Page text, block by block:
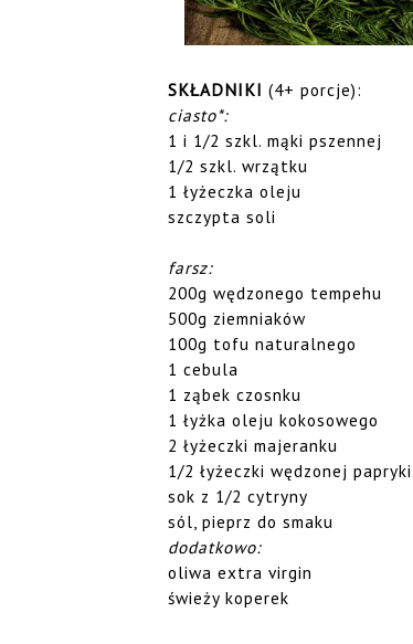
SKŁADNIKI (4+ porcje):
ciasto*:
1 i 1/2 szkl. mąki pszennej
1/2 szkl. wrzątku
1 łyżeczka oleju
szczypta soli
farsz:
200g wędzonego tempehu
500g ziemniaków
100g tofu naturalnego
1 cebula
1 ząbek czosnku
1 łyżka oleju kokosowego
2 łyżeczki majeranku
1/2 łyżeczki wędzonej papryki
sok z 1/2 cytryny
sól, pieprz do smaku
dodatkowo:
oliwa extra virgin
świeży koperek